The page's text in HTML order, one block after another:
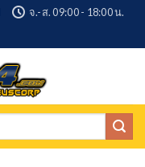
จ.-ส. 09:00 - 18:00 น.